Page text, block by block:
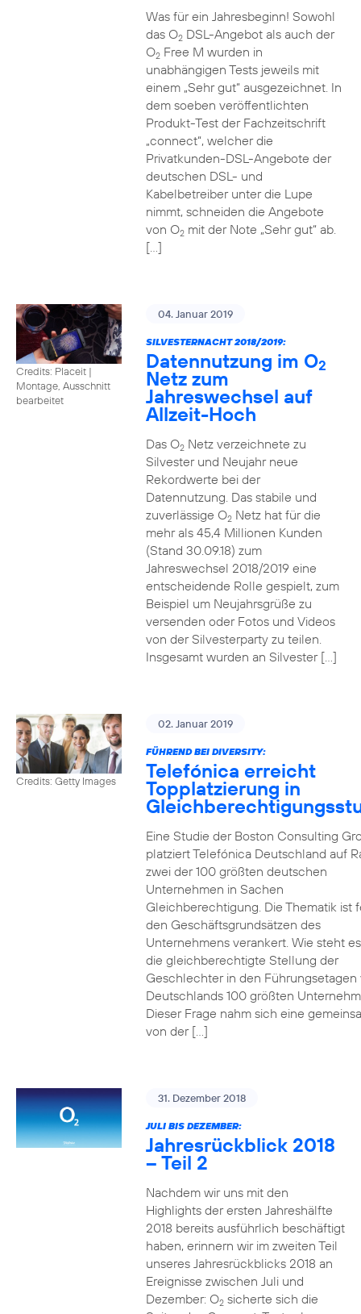
Was für ein Jahresbeginn! Sowohl
das O2DSL-Angebot als auch der
O2Free M wurden in
unabhängigen Tests jeweils mit
einem „Sehr gut“ ausgezeichnet. In
dem soeben veröffentlichten
Produkt-Test der Fachzeitschrift
„connect“, welcher die
Privatkunden-DSL-Angebote der
deutschen DSL- und
Kabelbetreiber unter die Lupe
nimmt, schneiden die Angebote
von O2mit der Note „Sehr gut“ ab.
[…]
Credits: Placeit |
Montage, Ausschnitt
bearbeitet
04. Januar 2019
SILVESTERNACHT 2018/2019:
Datennutzung im O2
Netz zum
Jahreswechsel auf
Allzeit-Hoch
Das O2Netz verzeichnete zu
Silvester und Neujahr neue
Rekordwerte bei der
Datennutzung. Das stabile und
zuverlässige O2Netz hat für die
mehr als 45,4 Millionen Kunden
(Stand 30.09.18) zum
Jahreswechsel 2018/2019 eine
entscheidende Rolle gespielt, zum
Beispiel um Neujahrsgrüße zu
versenden oder Fotos und Videos
von der Silvesterparty zu teilen.
Insgesamt wurden an Silvester […]
Credits: Getty Images
02. Januar 2019
FÜHREND BEI DIVERSITY:
Telefónica erreicht
Topplatzierung in
Eine Studie der Boston Consulting
platziert Telefónica Deutschland auf
zwei der 100 größten deutschen
Unternehmen in Sachen
Gleichberechtigung. Die Thematik ist
den Geschäftsgrundsätzen des
Unternehmens verankert. Wie steht
die gleichberechtigte Stellung der
Geschlechter in den Führungsetagen
Deutschlands 100 größten
Dieser Frage nahm sich eine
von der […]
31. Dezember 2018
JULI BIS DEZEMBER:
Jahresrückblick 2018
– Teil 2
Nachdem wir uns mit den
Highlights der ersten Jahreshälfte
2018 bereits ausführlich beschäftigt
haben, erinnern wir im zweiten Teil
unseres Jahresrückblicks 2018 an
Ereignisse zwischen Juli und
Dezember: O2sicherte sich die